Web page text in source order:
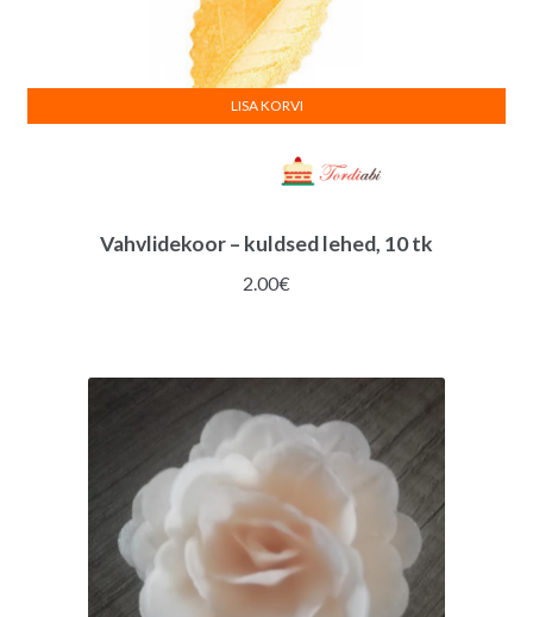
Vahvlidekoor – kuldsed lehed, 10 tk
2.00€
LISA KORVI